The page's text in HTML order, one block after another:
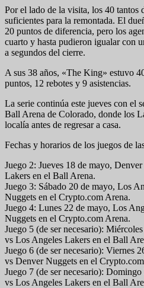
Por el lado de la visita, los 40
suficientes para la remontada. El
20 puntos de diferencia, pero los
cuarto y hasta pudieron igualar con
a segundos del cierre.
A sus 38 años, «The King» estuvo
puntos, 12 rebotes y 9 asistencias.
La serie continúa este jueves con el
Ball Arena de Colorado, donde los
localía antes de regresar a casa.
Fechas y horarios de los juegos de
Juego 2: Jueves 18 de mayo,
Lakers en el Ball Arena.
Juego 3: Sábado 20 de mayo, Los
Nuggets en el Crypto.com Arena.
Juego 4: Lunes 22 de mayo, Los
Nuggets en el Crypto.com Arena.
Juego 5 (de ser necesario):
vs Los Angeles Lakers en el Ball
Juego 6 (de ser necesario): Viernes
vs Denver Nuggets en el
Juego 7 (de ser necesario):
vs Los Angeles Lakers en el Ball